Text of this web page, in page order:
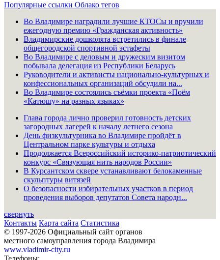
Популярные ссылки Облако тегов
Во Владимире наградили лучшие КТОСы и вручили
ежегодную премию «Гражданская активность»
Владимирские дошколята встретились в финале
общегородской спортивной эстафеты
Во Владимире с деловым и дружеским визитом
побывала делегация из Республики Беларусь
Руководители и активисты национально-культурных и
конфессиональных организаций обсудили на...
Во Владимире состоялись съёмки проекта «Поём
«Катюшу» на разных языках»
Глава города лично проверил готовность детских
загородных лагерей к началу летнего сезона
День физкультурника во Владимире пройдёт в
Центральном парке культуры и отдыха
Продолжается Всероссийский историко-патриотический
конкурс «Связующая нить народов России»
В Курсантском сквере устанавливают белокаменные
скульптуры витязей
О безопасности избирательных участков в период
проведения выборов депутатов Совета народн...
свернуть
Контакты Карта сайта Статистика
© 1997-2026 Официальный сайт органов
местного самоуправления города Владимира
www.vladimir-city.ru